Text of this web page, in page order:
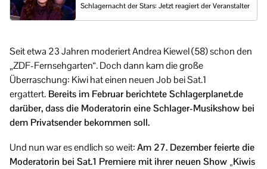
Schlagernacht der Stars: Jetzt reagiert der Veranstalter
Seit etwa 23 Jahren moderiert Andrea Kiewel (58) schon den
„ZDF-Fernsehgarten“. Doch dann kam die große
Überraschung: Kiwi hat einen neuen Job bei Sat.1
ergattert. Bereits im Februar berichtete Schlagerplanet.de
darüber, dass die Moderatorin eine Schlager-Musikshow bei
dem Privatsender bekommen soll.
Und nun war es endlich so weit:Am 27. Dezember feierte die
Moderatorin bei Sat.1 Premiere mit ihrer neuen Show „Kiwis